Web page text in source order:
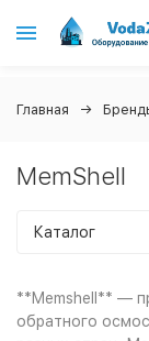
Главная
MemShell
Каталог
**Memshell** —
обратного